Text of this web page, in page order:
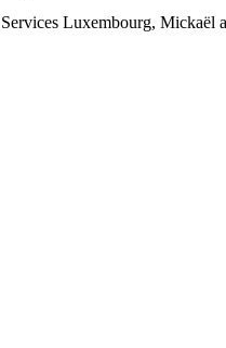
Luxembourg, Mickaël